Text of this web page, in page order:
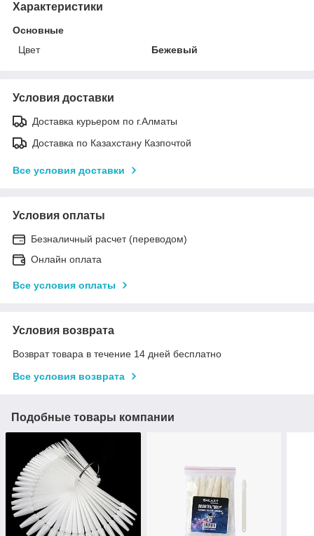
Характеристики
Основные
Цвет
Бежевый
Условия доставки
Доставка курьером по г.Алматы
Доставка по Казахстану Казпочтой
Все условия доставки
Условия оплаты
Безналичный расчет (переводом)
Онлайн оплата
Все условия оплаты
Условия возврата
Возврат товара в течение 14 дней бесплатно
Все условия возврата
Подобные товары компании